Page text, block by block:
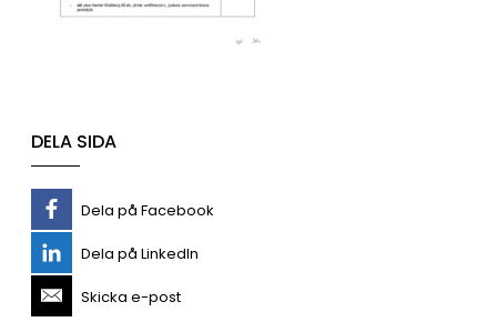
DELA SIDA
Dela på Facebook
Dela på LinkedIn
Skicka e-post